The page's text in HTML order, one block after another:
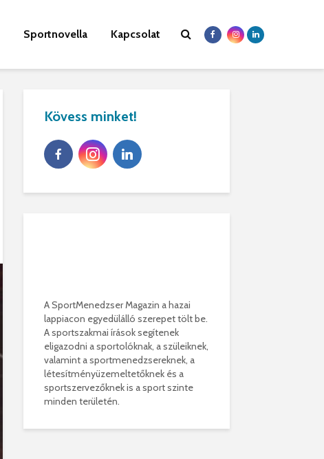
Sportnovella Kapcsolat
Kövess minket!
A SportMenedzser Magazin a hazai
lappiacon egyedülálló szerepet tölt be.
A sportszakmai írások segítenek
eligazodni a sportolóknak, a szüleiknek,
valamint a sportmenedzsereknek, a
létesítményüzemeltetőknek és a
sportszervezőknek is a sport szinte
minden területén.